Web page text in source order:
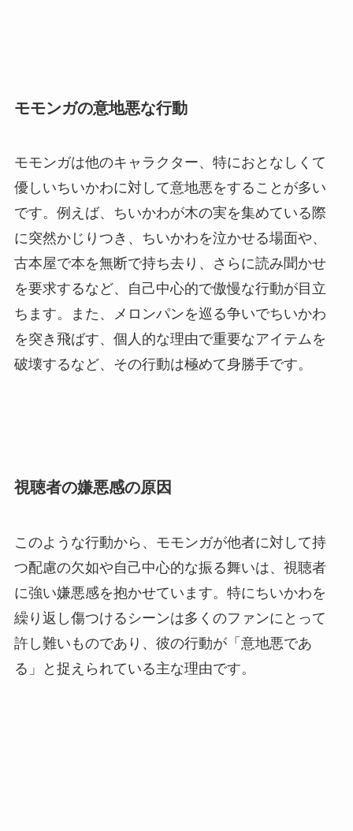
モモンガの意地悪な行動
モモンガは他のキャラクター、特におとなしくて
優しいちいかわに対して意地悪をすることが多い
です。例えば、ちいかわが木の実を集めている際
に突然かじりつき、ちいかわを泣かせる場面や、
古本屋で本を無断で持ち去り、さらに読み聞かせ
を要求するなど、自己中心的で傲慢な行動が目立
ちます。また、メロンパンを巡る争いでちいかわ
を突き飛ばす、個人的な理由で重要なアイテムを
破壊するなど、その行動は極めて身勝手です。
視聴者の嫌悪感の原因
このような行動から、モモンガが他者に対して持
つ配慮の欠如や自己中心的な振る舞いは、視聴者
に強い嫌悪感を抱かせています。特にちいかわを
繰り返し傷つけるシーンは多くのファンにとって
許し難いものであり、彼の行動が「意地悪であ
る」と捉えられている主な理由です。